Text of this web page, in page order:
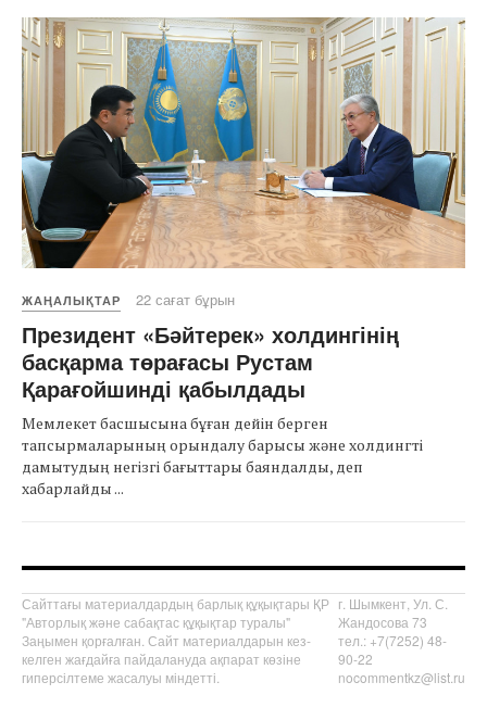
ЖАҢАЛЫҚТАР 22 сағат бұрын
Президент «Бәйтерек» холдингінің
басқарма төрағасы Рустам
Қарағойшинді қабылдады
Мемлекет басшысына бұған дейін берген
тапсырмаларының орындалу барысы және холдингті
дамытудың негізгі бағыттары баяндалды, деп
хабарлайды ...
Сайттағы материалдардың барлық құқықтары ҚР
"Авторлық және сабақтас құқықтар туралы"
Заңымен қорғалған. Сайт материалдарын кез-
келген жағдайға пайдалануда ақпарат көзіне
гиперсілтеме жасалуы міндетті.
г. Шымкент, Ул. С.
Жандосова 73
тел.: +7(7252) 48-
90-22
nocommentkz@list.ru